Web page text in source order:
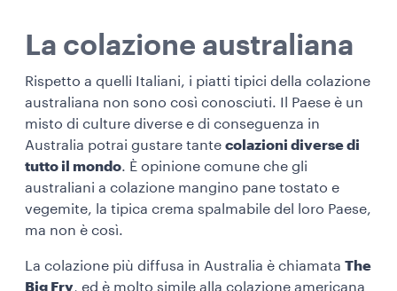
La colazione australiana
Rispetto a quelli Italiani, i piatti tipici della colazione
australiana non sono così conosciuti. Il Paese è un
misto di culture diverse e di conseguenza in
Australia potrai gustare tante colazioni diverse di
tutto il mondo. È opinione comune che gli
australiani a colazione mangino pane tostato e
vegemite, la tipica crema spalmabile del loro Paese,
ma non è così.
La colazione più diffusa in Australia è chiamata The
Big Fry, ed è molto simile alla colazione americana